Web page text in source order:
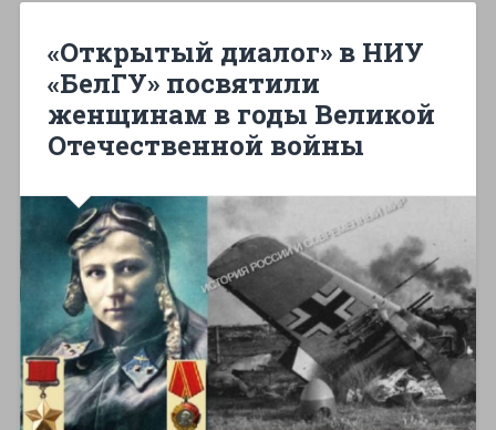
«Открытый диалог» в НИУ
«БелГУ» посвятили
женщинам в годы Великой
Отечественной войны